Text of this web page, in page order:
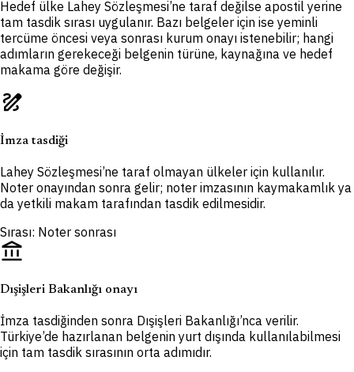
Hedef ülke Lahey Sözleşmesi’ne taraf değilse apostil yerine
tam tasdik sırası uygulanır. Bazı belgeler için ise yeminli
tercüme öncesi veya sonrası kurum onayı istenebilir; hangi
adımların gerekeceği belgenin türüne, kaynağına ve hedef
makama göre değişir.
draw
İmza tasdiği
Lahey Sözleşmesi’ne taraf olmayan ülkeler için kullanılır.
Noter onayından sonra gelir; noter imzasının kaymakamlık ya
da yetkili makam tarafından tasdik edilmesidir.
Sırası: Noter sonrası
account_balance
Dışişleri Bakanlığı onayı
İmza tasdiğinden sonra Dışişleri Bakanlığı’nca verilir.
Türkiye’de hazırlanan belgenin yurt dışında kullanılabilmesi
için tam tasdik sırasının orta adımıdır.